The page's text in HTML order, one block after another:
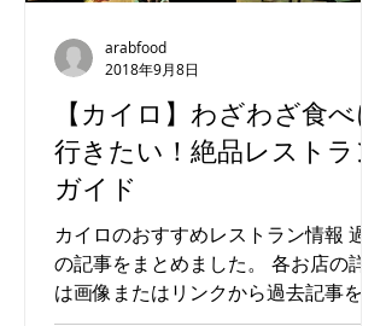
【カイロ】わざわざ食べに
行きたい！絶品レストラン
ガイド
カイロのおすすめレストラン情報 過去
の記事をまとめました。 各お店の詳細
は画像またはリンクから過去記事をご
arabfood
2018年9月8日